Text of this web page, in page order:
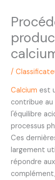
/
Calcium est
contribue
l'équilibre
processus
Ces
largement
répondre